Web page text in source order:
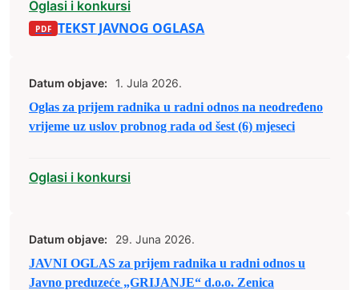
Oglasi i konkursi
TEKST JAVNOG OGLASA
Datum objave:
1. Jula 2026.
Oglas za prijem radnika u radni odnos na neodređeno
vrijeme uz uslov probnog rada od šest (6) mjeseci
Oglasi i konkursi
Datum objave:
29. Juna 2026.
JAVNI OGLAS za prijem radnika u radni odnos u
Javno preduzeće „GRIJANJE“ d.o.o. Zenica